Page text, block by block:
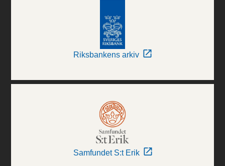
Riksbankens arkiv
Samfundet S:t Erik